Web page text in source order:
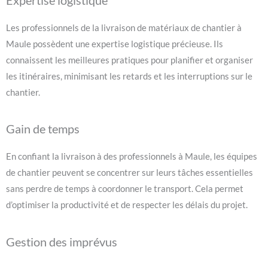
Les professionnels de la livraison de matériaux de chantier à
Maule possèdent une expertise logistique précieuse. Ils
connaissent les meilleures pratiques pour planifier et organiser
les itinéraires, minimisant les retards et les interruptions sur le
chantier.
Gain de temps
En confiant la livraison à des professionnels à Maule, les équipes
de chantier peuvent se concentrer sur leurs tâches essentielles
sans perdre de temps à coordonner le transport. Cela permet
d’optimiser la productivité et de respecter les délais du projet.
Gestion des imprévus